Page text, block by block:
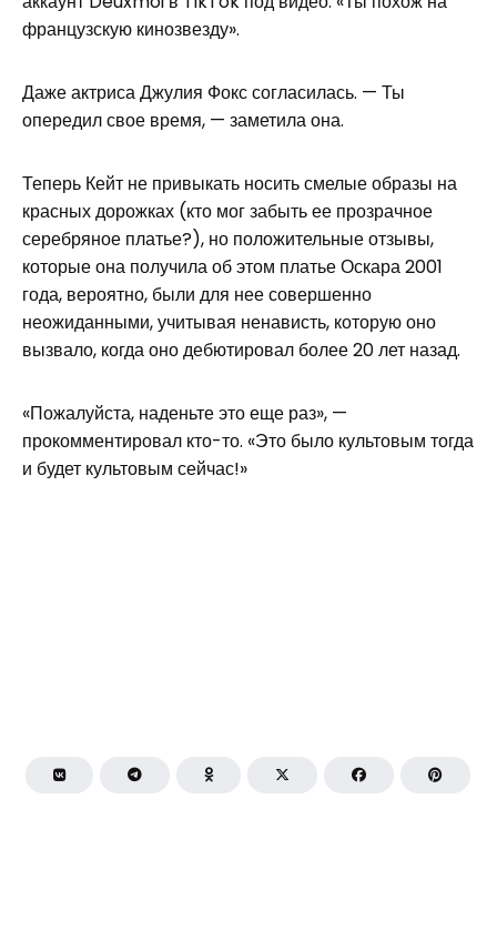
французскую кинозвезду».
Даже актриса Джулия Фокс согласилась. — Ты
опередил свое время, — заметила она.
Теперь Кейт не привыкать носить смелые образы на
красных дорожках (кто мог забыть ее прозрачное
серебряное платье?), но положительные отзывы,
которые она получила об этом платье Оскара 2001
года, вероятно, были для нее совершенно
неожиданными, учитывая ненависть, которую оно
вызвало, когда оно дебютировал более 20 лет назад.
«Пожалуйста, наденьте это еще раз», —
прокомментировал кто-то. «Это было культовым тогда
и будет культовым сейчас!»